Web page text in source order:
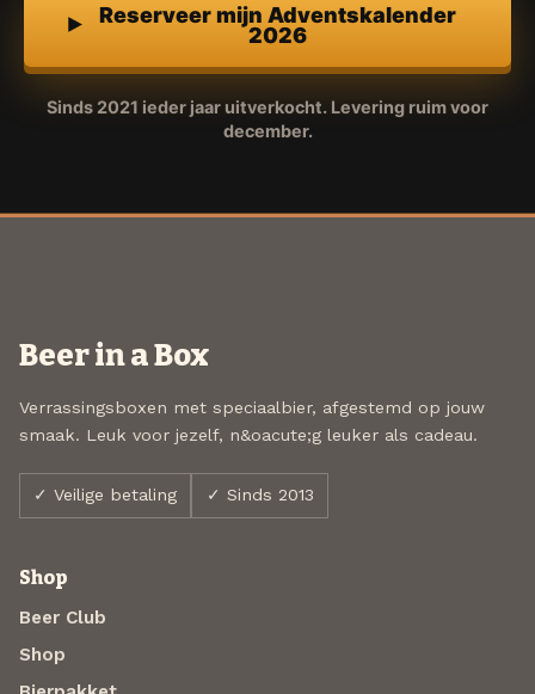
Reserveer mijn Adventskalender
2026
Sinds 2021 ieder jaar uitverkocht. Levering ruim voor
december.
Beer in a Box
Verrassingsboxen met speciaalbier, afgestemd op jouw
smaak. Leuk voor jezelf, n&oacute;g leuker als cadeau.
✓ Veilige betaling ✓ Sinds 2013
Shop
Beer Club
Shop